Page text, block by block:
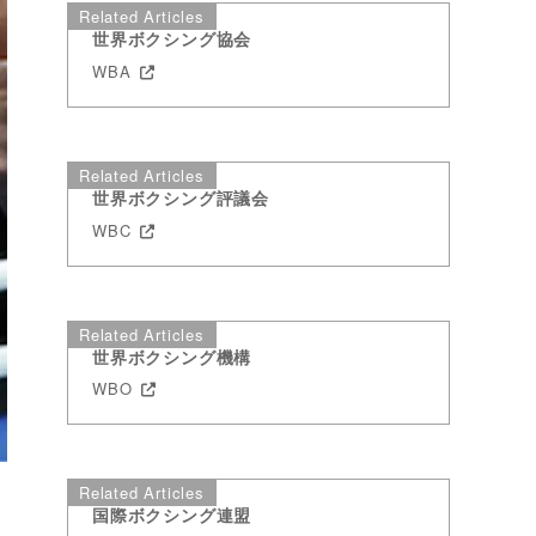
Related Articles
世界ボクシング協会
WBA
Related Articles
世界ボクシング評議会
WBC
Related Articles
世界ボクシング機構
WBO
Related Articles
国際ボクシング連盟